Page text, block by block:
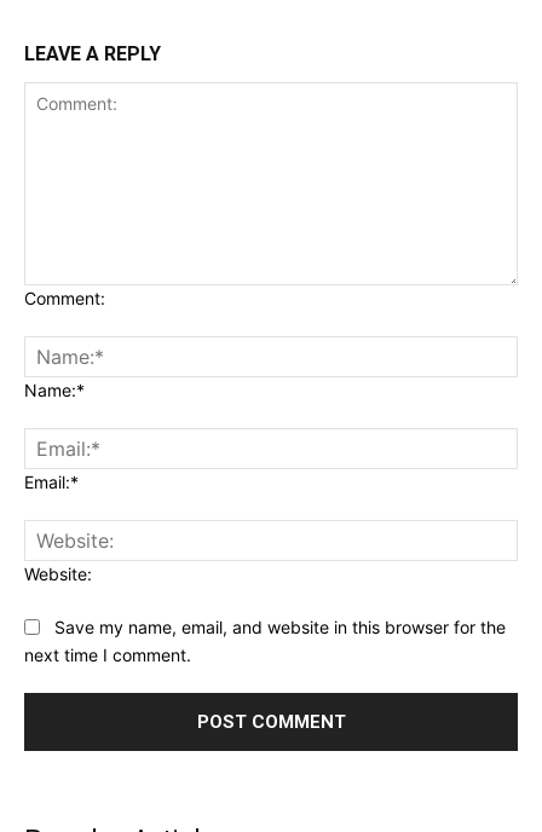
LEAVE A REPLY
Comment:
Name:*
Email:*
Website:
Save my name, email, and website in this browser for the
next time I comment.